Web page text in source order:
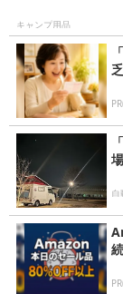
キャンプ用品
自